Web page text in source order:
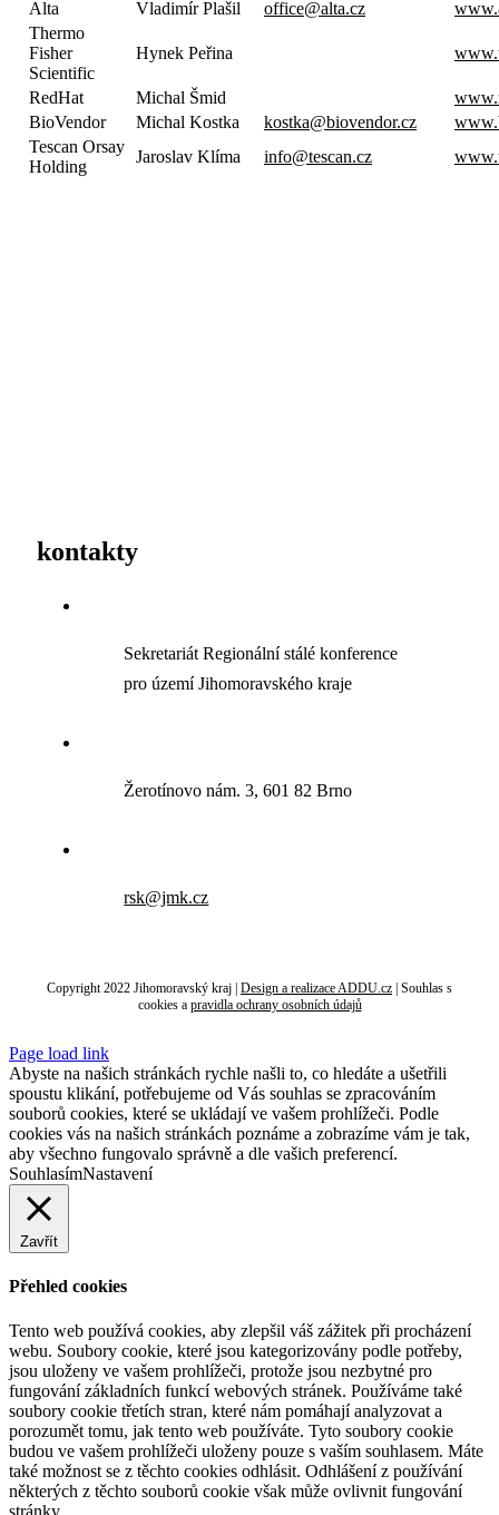
Alta Vladimír Plašil office@alta.cz
Thermo
Fisher
Scientific
Hynek Peřina
RedHat Michal Šmid
BioVendor
Michal Kostka kostka@biovendor.cz
Tescan Orsay
Holding
Jaroslav Klíma info@tescan.cz
kontakty
Sekretariát Regionální stálé konference
pro území Jihomoravského kraje
Žerotínovo nám. 3, 601 82 Brno
rsk@jmk.cz
Copyright 2022 Jihomoravský kraj | Design a realizace ADDU.cz Souhlas s
cookiesa pravidla ochrany osobních údajů
Page load link
Abyste na našich stránkách rychle našli to, co hledáte a ušetřili
spoustu klikání, potřebujeme od Vás souhlas se zpracováním
souborů cookies, které se ukládají ve vašem prohlížeči. Podle
cookies vás na našich stránkách poznáme a zobrazíme vám je tak,
aby všechno fungovalo správně a dle vašich preferencí.
SouhlasímNastavení
Zavřít
Přehled cookies
Tento web používá cookies, aby zlepšil váš zážitek při procházení
webu. Soubory cookie, které jsou kategorizovány podle potřeby,
jsou uloženy ve vašem prohlížeči, protože jsou nezbytné pro
fungování základních funkcí webových stránek. Používáme také
soubory cookie třetích stran, které nám pomáhají analyzovat a
porozumět tomu, jak tento web používáte. Tyto soubory cookie
budou ve vašem prohlížeči uloženy pouze s vaším souhlasem. Máte
také možnost se z těchto cookies odhlásit. Odhlášení z používání
některých z těchto souborů cookie však může ovlivnit fungování
stránky.